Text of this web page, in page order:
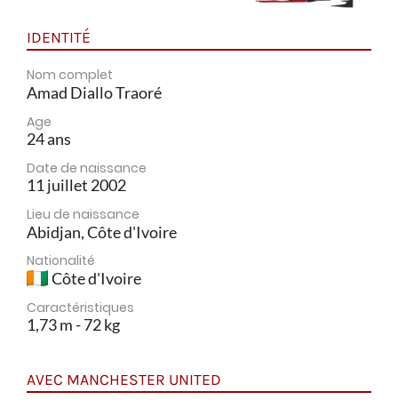
IDENTITÉ
Nom complet
Amad Diallo Traoré
Age
24 ans
Date de naissance
11 juillet 2002
Lieu de naissance
Abidjan, Côte d'Ivoire
Nationalité
Côte d'Ivoire
Caractéristiques
1,73 m - 72 kg
AVEC MANCHESTER UNITED